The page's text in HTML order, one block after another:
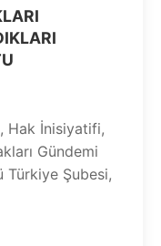
Hak İnisiyatifi,
Gündemi
Türkiye Şubesi,